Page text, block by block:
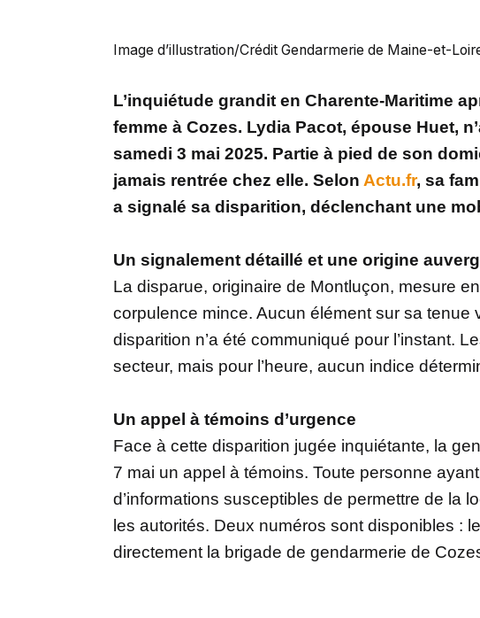
Image d’illustration/Crédit Gendarmerie de Maine-et-
L’inquiétude grandit en Charente-Maritime
femme à Cozes. Lydia Pacot, épouse Huet,
samedi 3 mai 2025. Partie à pied de son
jamais rentrée chez elle. Selon Actu.fr, sa
a signalé sa disparition, déclenchant une
Un signalement détaillé et une origine
La disparue, originaire de Montluçon, mesure
corpulence mince. Aucun élément sur sa tenue
disparition n’a été communiqué pour l’instant.
secteur, mais pour l’heure, aucun indice
Un appel à témoins d’urgence
Face à cette disparition jugée inquiétante, la
7 mai un appel à témoins. Toute personne
d’informations susceptibles de permettre de la
les autorités. Deux numéros sont disponibles :
directement la brigade de gendarmerie de